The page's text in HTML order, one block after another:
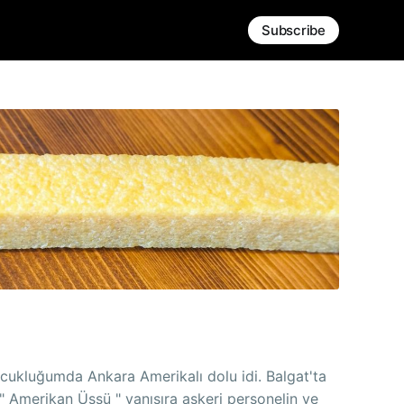
Subscribe
Ankara Amerikalı dolu idi. Balgat'ta
Amerikan Üssü " yanısıra askeri personelin ve